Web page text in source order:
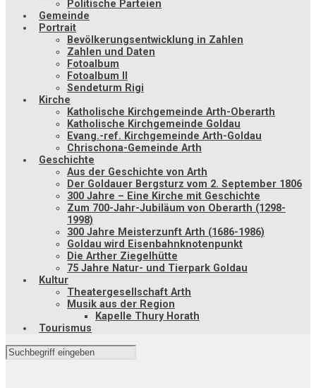
Politische Parteien
Gemeinde
Portrait
Bevölkerungsentwicklung in Zahlen
Zahlen und Daten
Fotoalbum
Fotoalbum II
Sendeturm Rigi
Kirche
Katholische Kirchgemeinde Arth-Oberarth
Katholische Kirchgemeinde Goldau
Evang.-ref. Kirchgemeinde Arth-Goldau
Chrischona-Gemeinde Arth
Geschichte
Aus der Geschichte von Arth
Der Goldauer Bergsturz vom 2. September 1806
300 Jahre – Eine Kirche mit Geschichte
Zum 700-Jahr-Jubiläum von Oberarth (1298-
1998)
300 Jahre Meisterzunft Arth (1686-1986)
Goldau wird Eisenbahnknotenpunkt
Die Arther Ziegelhütte
75 Jahre Natur- und Tierpark Goldau
Kultur
Theatergesellschaft Arth
Musik aus der Region
Kapelle Thury Horath
Tourismus